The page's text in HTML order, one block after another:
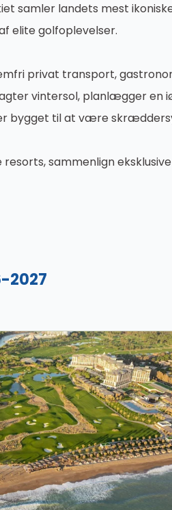
samler landets mest
elite golfoplevelser.
privat transport,
vintersol, planlægger en
bygget til at være
resorts, sammenlign
2027